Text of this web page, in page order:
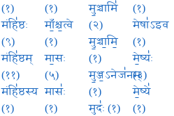
(१)
मंहि॑ष्ठः
(९)
मंहि॑ष्ठम्
(११)
मंहि॑ष्ठस्य
(१)
(१)
माँ॒श्च॒त्वे
(१)
मा॒सः
(५)
मासः॑
(१)
मु॒ञ्चामि॑
(२)
मु॒ञ्चा॒मि॒
(१)
मु॒ञ्ज॒ऽनेज॑नम्
(१)
मुदः॑ (१)
(१)
मेषा॑ऽइव
(१)
मे॒ष्यः॑
(३)
मे॒ष्ये॑
(१)